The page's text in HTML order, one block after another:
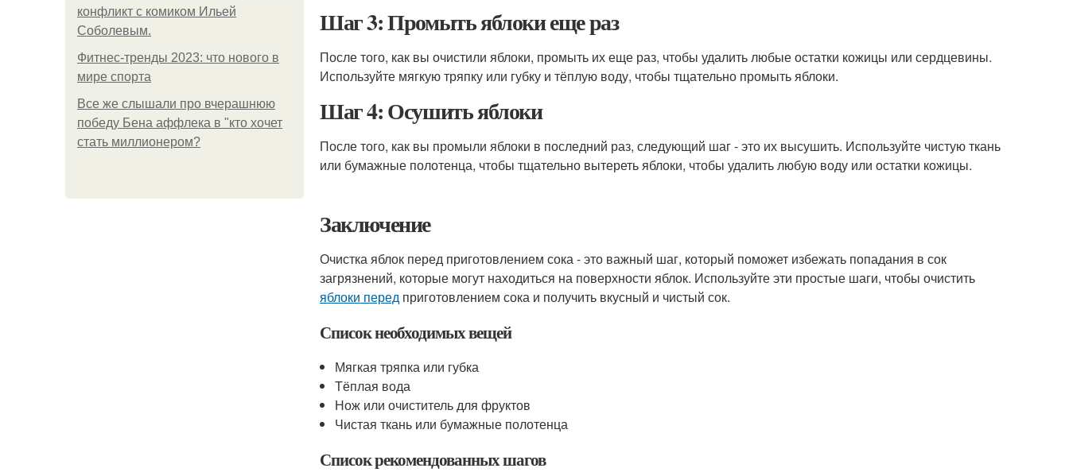
конфликт с комиком Ильей
Соболевым.
Фитнес-тренды 2023: что нового в
мире спорта
Все же слышали про вчерашнюю
победу Бена аффлека в "кто хочет
стать миллионером?
Шаг 3: Промыть яблоки еще раз
После того, как вы очистили яблоки, промыть их еще раз, чтобы удалить любые остатки кожицы или сердцевины.
Используйте мягкую тряпку или губку и тёплую воду, чтобы тщательно промыть яблоки.
Шаг 4: Осушить яблоки
После того, как вы промыли яблоки в последний раз, следующий шаг - это их высушить. Используйте чистую ткань
или бумажные полотенца, чтобы тщательно вытереть яблоки, чтобы удалить любую воду или остатки кожицы.
Заключение
Очистка яблок перед приготовлением сока - это важный шаг, который поможет избежать попадания в сок
загрязнений, которые могут находиться на поверхности яблок. Используйте эти простые шаги, чтобы очистить
яблоки перед приготовлением сока и получить вкусный и чистый сок.
Список необходимых вещей
Мягкая тряпка или губка
Тёплая вода
Нож или очиститель для фруктов
Чистая ткань или бумажные полотенца
Список рекомендованных шагов